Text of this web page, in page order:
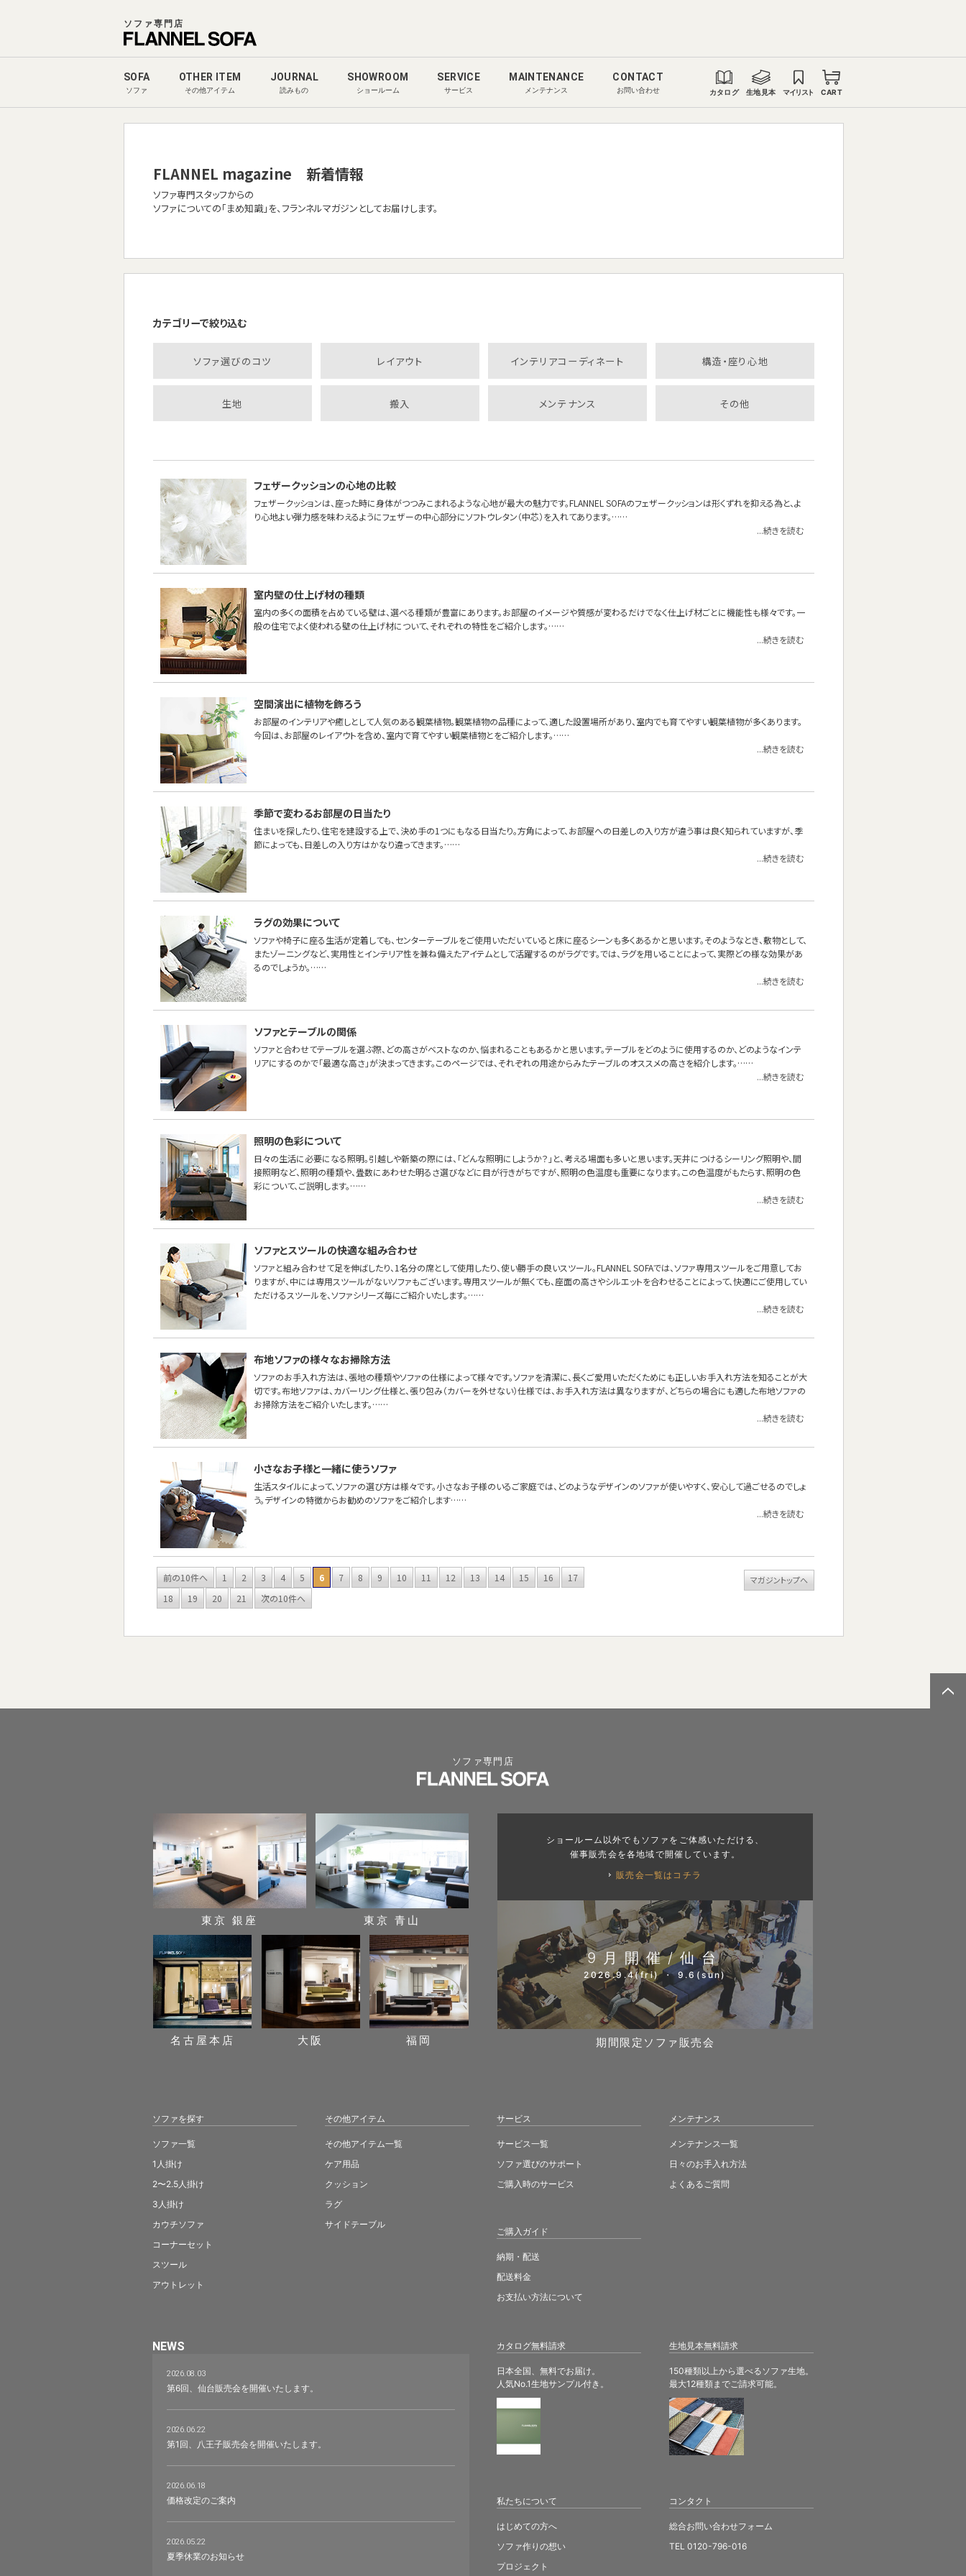
ソファ専門店
SOFA
ソファ
OTHER ITEM
その他アイテム
JOURNAL
読みもの
SHOWROOM
ショールーム
SERVICE
サービス
MAINTENANCE
メンテナンス
CONTACT
お問い合わせ カタログ 生地見本 マイリスト CART
FLANNEL magazine 新着情報
ソファ専門スタッフからの
ソファについての「まめ知識」を、フランネルマガジンとしてお届けします。
カテゴリーで絞り込む
ソファ選びのコツ レイアウト インテリアコーディネート 構造・座り心地
生地 搬入 メンテナンス その他
フェザークッションの心地の比較
フェザークッションは、座った時に身体がつつみこまれるような心地が最大の魅力です。FLANNEL SOFAのフェザークッションは形くずれを抑える為と、よ
り心地よい弾力感を味わえるようにフェザーの中心部分にソフトウレタン（中芯）を入れてあります。……
...続きを読む
室内壁の仕上げ材の種類
室内の多くの面積を占めている壁は、選べる種類が豊富にあります。お部屋のイメージや質感が変わるだけでなく仕上げ材ごとに機能性も様々です。一
般の住宅でよく使われる壁の仕上げ材について、それぞれの特性をご紹介します。……
...続きを読む
空間演出に植物を飾ろう
お部屋のインテリアや癒しとして人気のある観葉植物。観葉植物の品種によって、適した設置場所があり、室内でも育てやすい観葉植物が多くあります。
今回は、お部屋のレイアウトを含め、室内で育てやすい観葉植物とをご紹介します。……
...続きを読む
季節で変わるお部屋の日当たり
住まいを探したり、住宅を建設する上で、決め手の1つにもなる日当たり。方角によって、お部屋への日差しの入り方が違う事は良く知られていますが、季
節によっても、日差しの入り方はかなり違ってきます。……
...続きを読む
ラグの効果について
ソファや椅子に座る生活が定着しても、センターテーブルをご使用いただいていると床に座るシーンも多くあるかと思います。そのようなとき、敷物として、
またゾーニングなど、実用性とインテリア性を兼ね備えたアイテムとして活躍するのがラグです。では、ラグを用いることによって、実際どの様な効果があ
るのでしょうか。……
...続きを読む
ソファとテーブルの関係
ソファと合わせてテーブルを選ぶ際、どの高さがベストなのか、悩まれることもあるかと思います。テーブルをどのように使用するのか、どのようなインテ
リアにするのかで「最適な高さ」が決まってきます。このページでは、それぞれの用途からみたテーブルのオススメの高さを紹介します。……
...続きを読む
照明の色彩について
日々の生活に必要になる照明。引越しや新築の際には、「どんな照明にしようか？」と、考える場面も多いと思います。天井につけるシーリング照明や、間
接照明など、照明の種類や、畳数にあわせた明るさ選びなどに目が行きがちですが、照明の色温度も重要になります。この色温度がもたらす、照明の色
彩について、ご説明します。……
...続きを読む
ソファとスツールの快適な組み合わせ
ソファと組み合わせて足を伸ばしたり、1名分の席として使用したり、使い勝手の良いスツール。FLANNEL SOFAでは、ソファ専用スツールをご用意してお
りますが、中には専用スツールがないソファもございます。専用スツールが無くても、座面の高さやシルエットを合わせることによって、快適にご使用してい
ただけるスツールを、ソファシリーズ毎にご紹介いたします。……
...続きを読む
布地ソファの様々なお掃除方法
ソファのお手入れ方法は、張地の種類やソファの仕様によって様々です。ソファを清潔に、長くご愛用いただくためにも正しいお手入れ方法を知ることが大
切です。布地ソファは、カバーリング仕様と、張り包み（カバーを外せない）仕様では、お手入れ方法は異なりますが、どちらの場合にも適した布地ソファの
お掃除方法をご紹介いたします。……
...続きを読む
小さなお子様と一緒に使うソファ
生活スタイルによって、ソファの選び方は様々です。小さなお子様のいるご家庭では、どのようなデザインのソファが使いやすく、安心して過ごせるのでしょ
う。デザインの特徴からお勧めのソファをご紹介します……
...続きを読む
前の10件へ 1 2 3 4 5 6 7 8 9 10 11 12 13 14 15 16
17
18
19 20 21 次の10件へ
マガジントップへ
ソファ専門店
カタログ無料請求
日本全国、無料でお届け。
人気No.1生地サンプル付き。
生地見本無料請求
150種類以上から選べるソファ生地。
最大12種類までご請求可能。
東京 銀座 東京 青山
名古屋本店 大阪 福岡
ショールーム以外でもソファをご体感いただける、
催事販売会を各地域で開催しています。
販売会一覧はコチラ
9月開催/仙台
2026.9.4(fri) ・ 9.6(sun)
期間限定ソファ販売会
ソファを探す
ソファ一覧
1人掛け
2〜2.5人掛け
3人掛け
カウチソファ
コーナーセット
スツール
アウトレット
その他アイテム
その他アイテム一覧
ケア用品
クッション
ラグ
サイドテーブル
サービス
サービス一覧
ソファ選びのサポート
ご購入時のサービス
ご購入ガイド
納期・配送
配送料金
お支払い方法について
メンテナンス
メンテナンス一覧
日々のお手入れ方法
よくあるご質問
NEWS
2026.08.03
第6回、仙台販売会を開催いたします。
2026.06.22
第1回、八王子販売会を開催いたします。
2026.06.18
価格改定のご案内
2026.05.22
夏季休業のお知らせ
私たちについて
はじめての方へ
ソファ作りの想い
プロジェクト
コンタクト
総合お問い合わせフォーム
TEL 0120-796-016